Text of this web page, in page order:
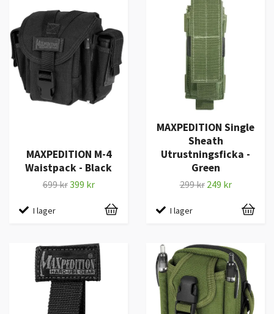
MAXPEDITION M-4
Waistpack - Black
699 kr399 kr
I lager
MAXPEDITION Single
Sheath
Utrustningsficka -
Green
299 kr 249 kr
I lager